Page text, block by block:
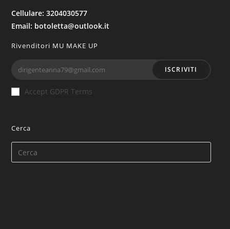
Cellulare: 3204030577
Email: botoletta@outlook.it
Rivenditori MU MAKE UP
ISCRIVITI
Accept GDPR Terms
Cerca